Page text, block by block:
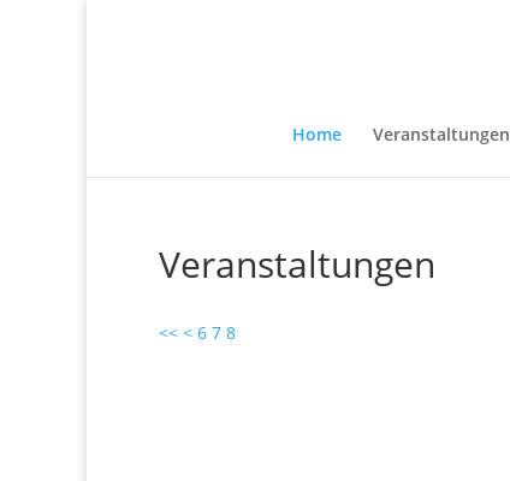
Home Veranstaltungen
Veranstaltungen
<< < 6 7 8